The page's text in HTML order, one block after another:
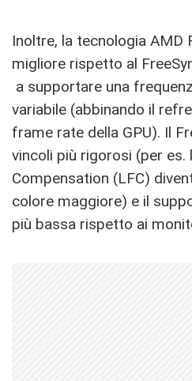
Inoltre, la tecnologia AMD
migliore rispetto al
a supportare una
variabile (abbinando il
frame rate della GPU). Il
vincoli più rigorosi (per es.
Compensation (LFC)
colore maggiore) e il
più bassa rispetto ai